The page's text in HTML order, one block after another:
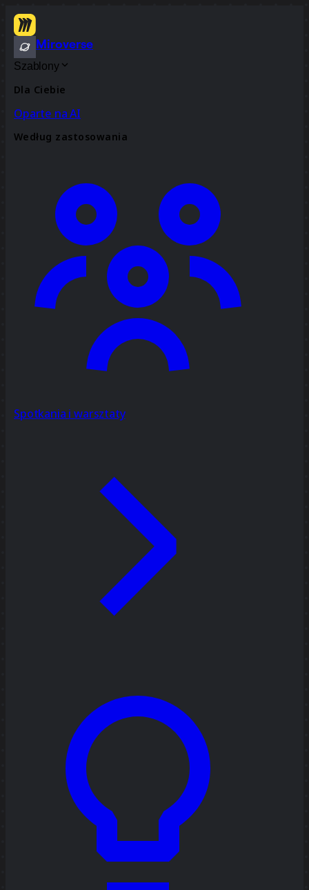
Miroverse
Szablony
Dla Ciebie
Oparte na AI
Według zastosowania
Spotkania i warsztaty